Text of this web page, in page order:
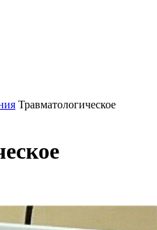
Травматологическое